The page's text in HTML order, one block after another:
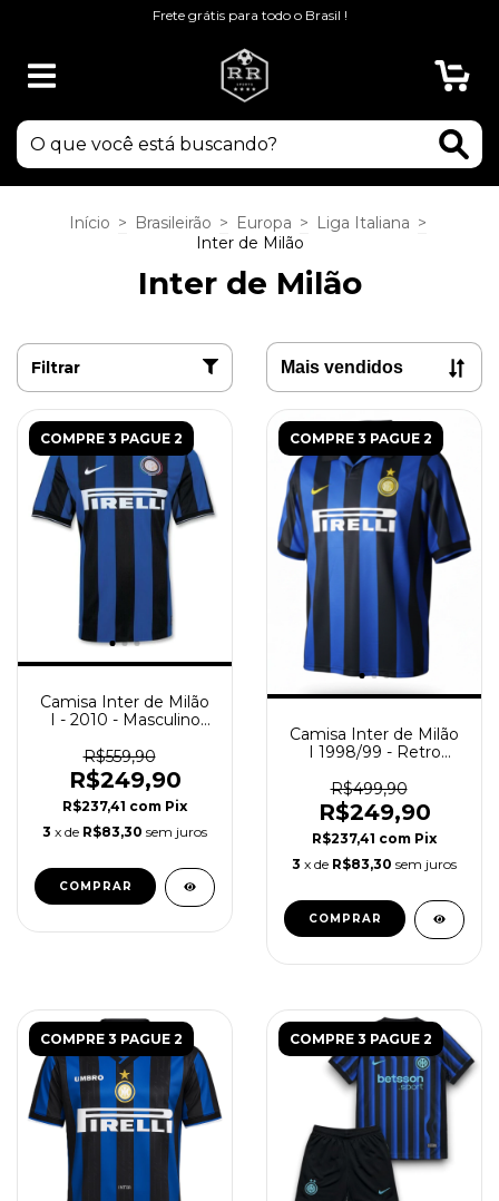
Frete grátis para todo o Brasil !
Início > Brasileirão > Europa > Liga Italiana >
Inter de Milão
Inter de Milão
Filtrar
COMPRE 3 PAGUE 2
Camisa Inter de Milão
I - 2010 - Masculino
R$559,90
R$249,90
R$237,41 com Pix
3 x de R$83,30 sem juros
COMPRAR
COMPRE 3 PAGUE 2
Camisa Inter de Milão
I 1998/99 - Retro
Preta
R$499,90
R$249,90
R$237,41 com Pix
3 x de R$83,30 sem juros
COMPRAR
COMPRE 3 PAGUE 2 COMPRE 3 PAGUE 2